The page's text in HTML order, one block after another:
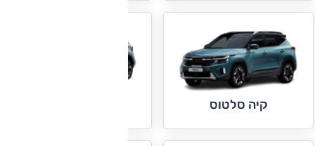
קיה סלטוס